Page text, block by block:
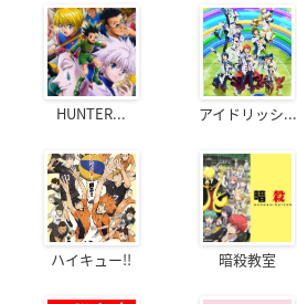
HUNTER... アイドリッシ...
ハイキュー!! 暗殺教室